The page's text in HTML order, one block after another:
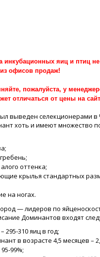
инкубационных яиц и птиц
офисов продаж!
пожалуйста, у
отличаться от цены на
выведен селекционерами
хоть и имеют множество
оттенка;
крылья стандартных
на ногах.
— лидеров по
Доминантов входят
295-310 яиц в год;
в возрасте 4,5 месяцев –
99%;